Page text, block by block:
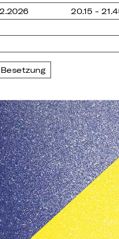
20.15 -